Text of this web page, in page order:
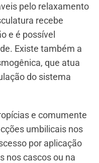
pelo relaxamento
recebe
e é possível
Existe também a
que atua
do sistema
e comumente
umbilicais nos
por aplicação
nos cascos ou na